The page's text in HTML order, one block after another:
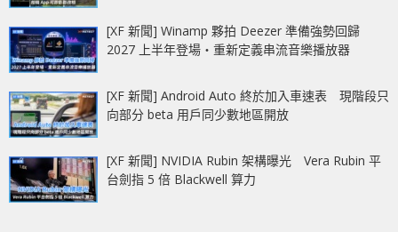
[XF 新聞] Winamp 夥拍 Deezer 準備強勢回歸
2027 上半年登場‧重新定義串流音樂播放器
[XF 新聞] Android Auto 終於加入車速表 現階段只
向部分 beta 用戶同少數地區開放
[XF 新聞] NVIDIA Rubin 架構曝光 Vera Rubin 平
台劍指 5 倍 Blackwell 算力